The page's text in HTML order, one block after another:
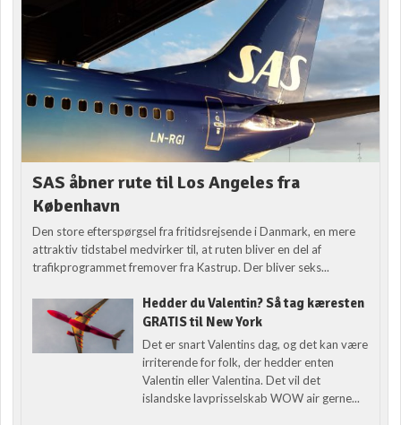
SAS åbner rute til Los Angeles fra
København
Den store efterspørgsel fra fritidsrejsende i Danmark, en mere
attraktiv tidstabel medvirker til, at ruten bliver en del af
trafikprogrammet fremover fra Kastrup. Der bliver seks...
Hedder du Valentin? Så tag kæresten
GRATIS til New York
Det er snart Valentins dag, og det kan være
irriterende for folk, der hedder enten
Valentin eller Valentina. Det vil det
islandske lavprisselskab WOW air gerne...